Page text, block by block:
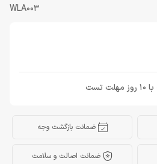
WLA003
ضمانت بازگشت وجه
ضمانت اصالت و سلامت